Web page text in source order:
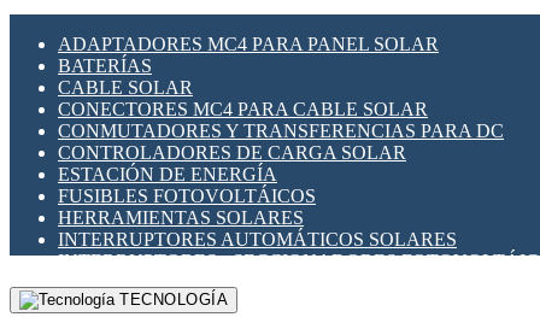
ADAPTADORES MC4 PARA PANEL SOLAR
BATERÍAS
CABLE SOLAR
CONECTORES MC4 PARA CABLE SOLAR
CONMUTADORES Y TRANSFERENCIAS PARA DC
CONTROLADORES DE CARGA SOLAR
ESTACIÓN DE ENERGÍA
FUSIBLES FOTOVOLTÁICOS
HERRAMIENTAS SOLARES
INTERRUPTORES AUTOMÁTICOS SOLARES
INTERRUPTORES - SECCIONADORES
MONTAJE PANEL SOLAR
PORTA FUSIBLES Y SECCIONADORES
TECNOLOGÍA